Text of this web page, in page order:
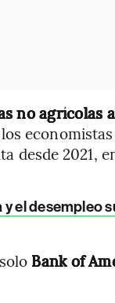
no agrícolas
desde 2021,
el desempleo
Bank of